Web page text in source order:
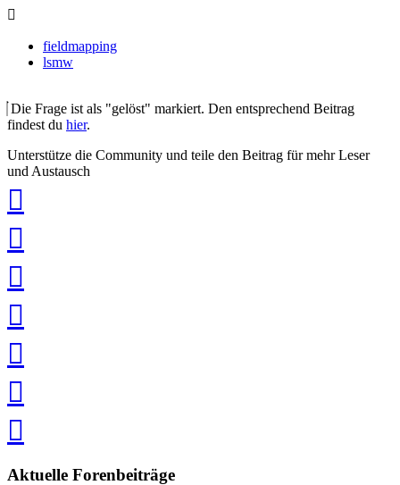
fieldmapping
lsmw
Die Frage ist als "gelöst" markiert. Den entsprechend Beitrag
findest du hier.
Unterstütze die Community und teile den Beitrag für mehr Leser
und Austausch
teilen
teilen
teilen
teilen
speichern
via
teilenteilen
Aktuelle Forenbeiträge